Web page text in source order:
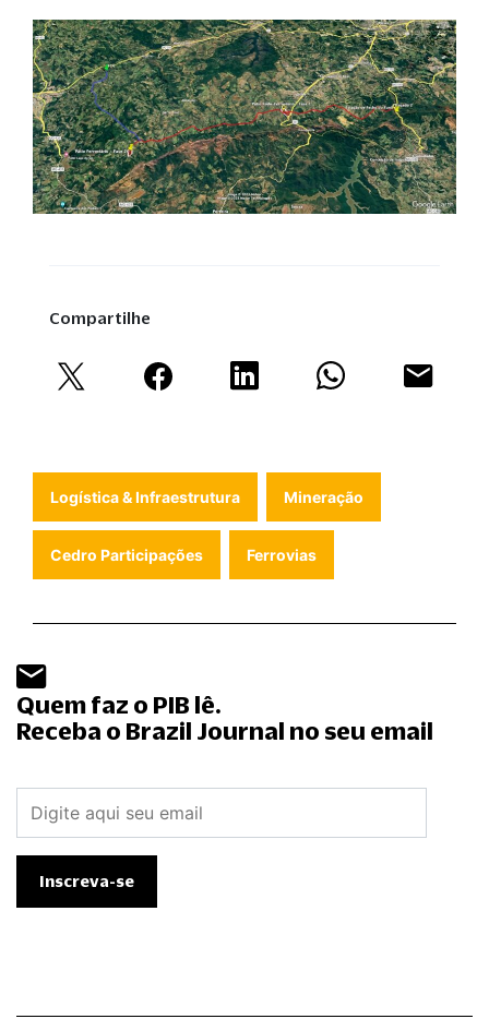
Compartilhe
Logística & Infraestrutura Mineração
Cedro Participações Ferrovias
Quem faz o PIB lê.
Receba o Brazil Journal no seu email